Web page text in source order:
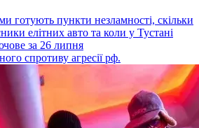
готують пункти незламності, скільки
елітних авто та коли у Тустані
за 26 липня
спротиву агресії рф.